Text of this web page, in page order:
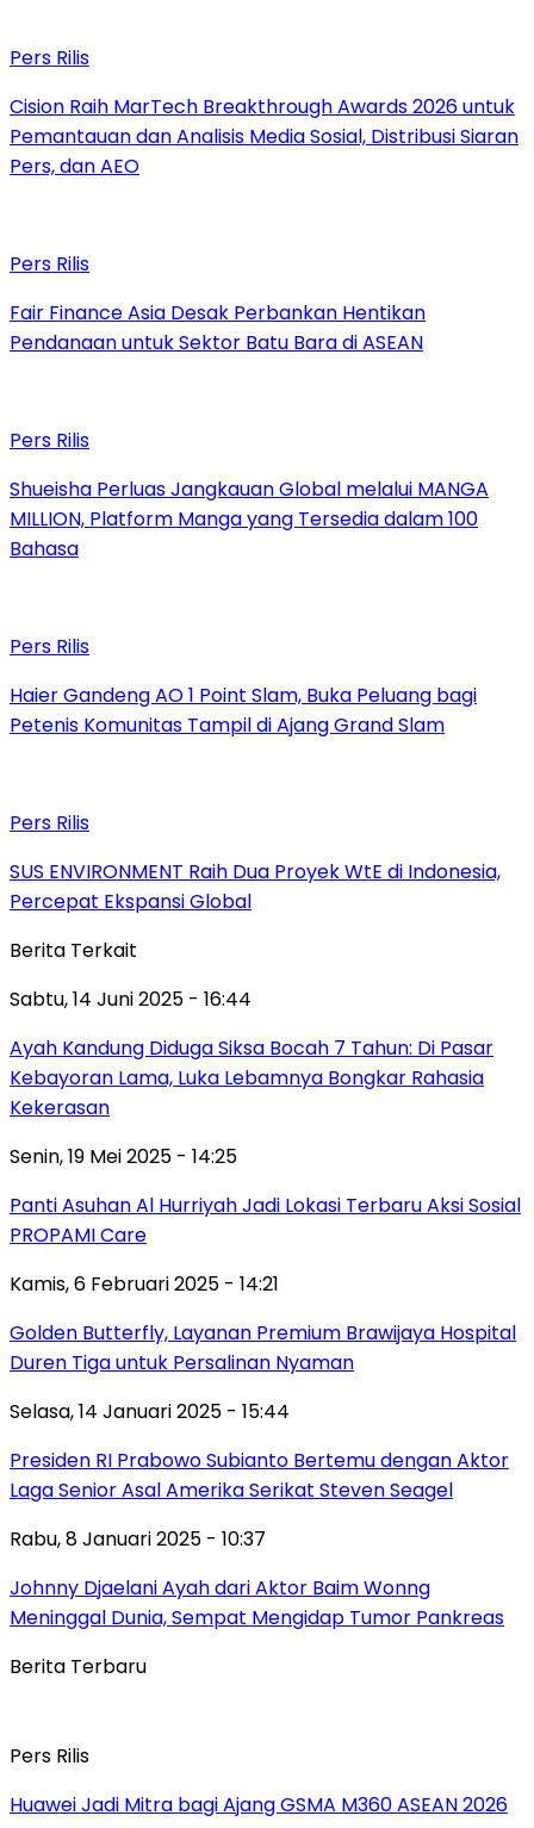
Pers Rilis
Cision Raih MarTech Breakthrough Awards 2026 untuk
Pemantauan dan Analisis Media Sosial, Distribusi Siaran
Pers, dan AEO
Pers Rilis
Fair Finance Asia Desak Perbankan Hentikan
Pendanaan untuk Sektor Batu Bara di ASEAN
Pers Rilis
Shueisha Perluas Jangkauan Global melalui MANGA
MILLION, Platform Manga yang Tersedia dalam 100
Bahasa
Pers Rilis
Haier Gandeng AO 1 Point Slam, Buka Peluang bagi
Petenis Komunitas Tampil di Ajang Grand Slam
Pers Rilis
SUS ENVIRONMENT Raih Dua Proyek WtE di Indonesia,
Percepat Ekspansi Global
Berita Terkait
Sabtu, 14 Juni 2025 - 16:44
Ayah Kandung Diduga Siksa Bocah 7 Tahun: Di Pasar
Kebayoran Lama, Luka Lebamnya Bongkar Rahasia
Kekerasan
Senin, 19 Mei 2025 - 14:25
Panti Asuhan Al Hurriyah Jadi Lokasi Terbaru Aksi Sosial
PROPAMI Care
Kamis, 6 Februari 2025 - 14:21
Golden Butterfly, Layanan Premium Brawijaya Hospital
Duren Tiga untuk Persalinan Nyaman
Selasa, 14 Januari 2025 - 15:44
Presiden RI Prabowo Subianto Bertemu dengan Aktor
Laga Senior Asal Amerika Serikat Steven Seagel
Rabu, 8 Januari 2025 - 10:37
Johnny Djaelani Ayah dari Aktor Baim Wonng
Meninggal Dunia, Sempat Mengidap Tumor Pankreas
Berita Terbaru
Pers Rilis
Huawei Jadi Mitra bagi Ajang GSMA M360 ASEAN 2026